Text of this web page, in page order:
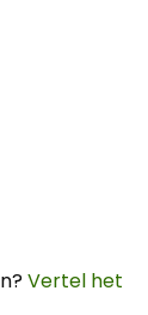
Vertel het